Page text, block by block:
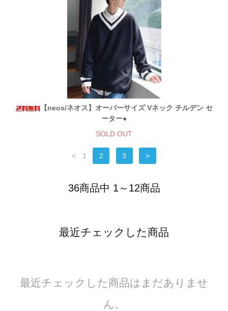
【neos/ネオス】オーバーサイズ Vネック チルデン セ
ーター●
SOLD OUT
< 1 2 3 >
36商品中 1～12商品
最近チェックした商品
最近チェックした商品はまだありませ
ん。